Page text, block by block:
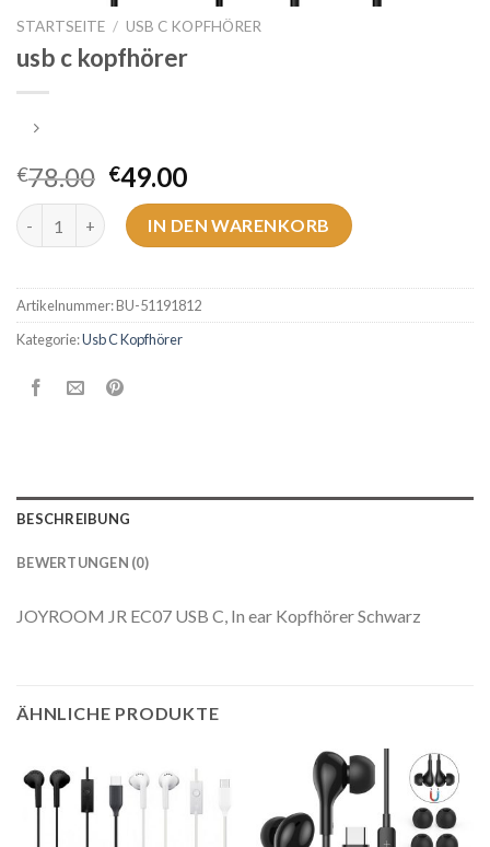
STARTSEITE / USB C KOPFHÖRER
usb c kopfhörer
€78.00 €49.00
usb c kopfhörer MengeIN DEN WARENKORB
Artikelnummer:BU-51191812
Kategorie:Usb C Kopfhörer
BESCHREIBUNG
BEWERTUNGEN (0)
JOYROOM JR EC07 USB C, In ear Kopfhörer Schwarz
ÄHNLICHE PRODUKTE